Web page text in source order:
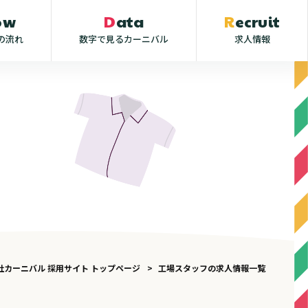
流れ
Data
数字で見るカーニバル
Recruit
求人情報
カーニバル 採用サイト トップページ 工場スタッフの求人情報一覧